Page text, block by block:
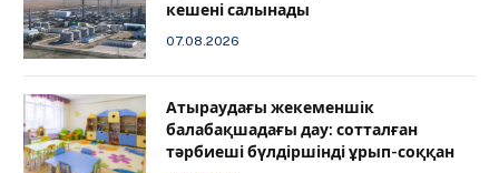
кешені салынады
07.08.2026
Атыраудағы жекеменшік
балабақшадағы дау: сотталған
тәрбиеші бүлдіршінді ұрып-соққан